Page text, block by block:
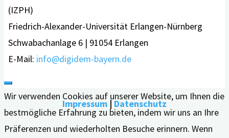
(IZPH)
Friedrich-Alexander-Universität Erlangen-Nürnberg
Schwabachanlage 6 | 91054 Erlangen
E-Mail: info@digidem-bayern.de
Impressum |Datenschutz
Wir verwenden Cookies auf unserer Website, um Ihnen die
bestmögliche Erfahrung zu bieten, indem wir uns an Ihre
Präferenzen und wiederholten Besuche erinnern. Wenn